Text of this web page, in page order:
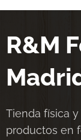
R&M
Tienda física
productos en